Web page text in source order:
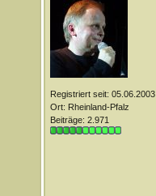
Registriert seit: 05.06.2003
Ort: Rheinland-Pfalz
Beiträge: 2.971